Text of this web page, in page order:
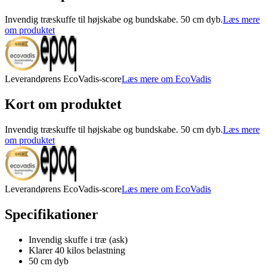
Invendig træskuffe til højskabe og bundskabe. 50 cm dyb.Læs mere
om produktet
Leverandørens EcoVadis-scoreLæs mere om EcoVadis
Kort om produktet
Invendig træskuffe til højskabe og bundskabe. 50 cm dyb.Læs mere
om produktet
Leverandørens EcoVadis-scoreLæs mere om EcoVadis
Specifikationer
Invendig skuffe i træ (ask)
Klarer 40 kilos belastning
50 cm dyb